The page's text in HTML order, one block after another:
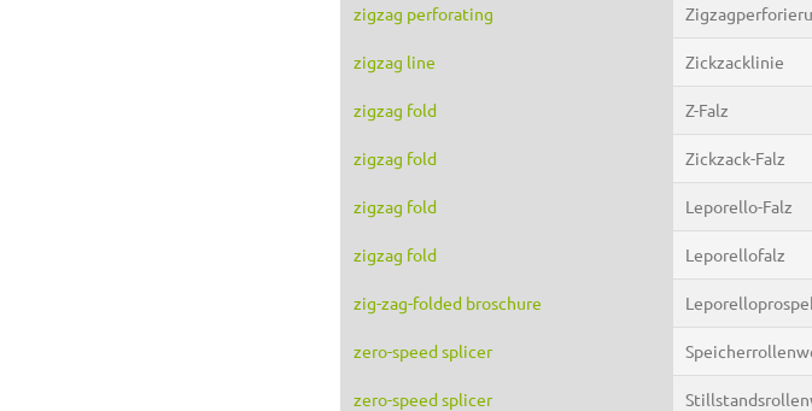
zigzag perforating
zigzag line Zickzacklinie
zigzag fold Z-Falz
zigzag fold Zickzack-Falz
zigzag fold Leporello-Falz
zigzag fold Leporellofalz
zig-zag-folded broschure
zero-speed splicer
zero-speed splicer